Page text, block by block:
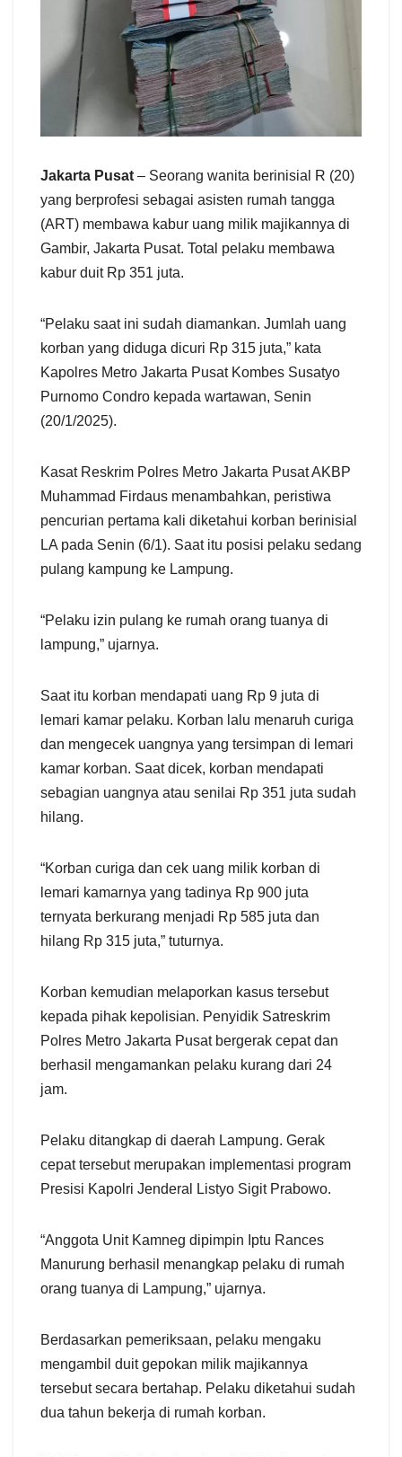
Jakarta Pusat – Seorang wanita berinisial R (20)
yang berprofesi sebagai asisten rumah tangga
(ART) membawa kabur uang milik majikannya di
Gambir, Jakarta Pusat. Total pelaku membawa
kabur duit Rp 351 juta.
“Pelaku saat ini sudah diamankan. Jumlah uang
korban yang diduga dicuri Rp 315 juta,” kata
Kapolres Metro Jakarta Pusat Kombes Susatyo
Purnomo Condro kepada wartawan, Senin
(20/1/2025).
Kasat Reskrim Polres Metro Jakarta Pusat AKBP
Muhammad Firdaus menambahkan, peristiwa
pencurian pertama kali diketahui korban berinisial
LA pada Senin (6/1). Saat itu posisi pelaku sedang
pulang kampung ke Lampung.
“Pelaku izin pulang ke rumah orang tuanya di
lampung,” ujarnya.
Saat itu korban mendapati uang Rp 9 juta di
lemari kamar pelaku. Korban lalu menaruh curiga
dan mengecek uangnya yang tersimpan di lemari
kamar korban. Saat dicek, korban mendapati
sebagian uangnya atau senilai Rp 351 juta sudah
hilang.
“Korban curiga dan cek uang milik korban di
lemari kamarnya yang tadinya Rp 900 juta
ternyata berkurang menjadi Rp 585 juta dan
hilang Rp 315 juta,” tuturnya.
Korban kemudian melaporkan kasus tersebut
kepada pihak kepolisian. Penyidik Satreskrim
Polres Metro Jakarta Pusat bergerak cepat dan
berhasil mengamankan pelaku kurang dari 24
jam.
Pelaku ditangkap di daerah Lampung. Gerak
cepat tersebut merupakan implementasi program
Presisi Kapolri Jenderal Listyo Sigit Prabowo.
“Anggota Unit Kamneg dipimpin Iptu Rances
Manurung berhasil menangkap pelaku di rumah
orang tuanya di Lampung,” ujarnya.
Berdasarkan pemeriksaan, pelaku mengaku
mengambil duit gepokan milik majikannya
tersebut secara bertahap. Pelaku diketahui sudah
dua tahun bekerja di rumah korban.